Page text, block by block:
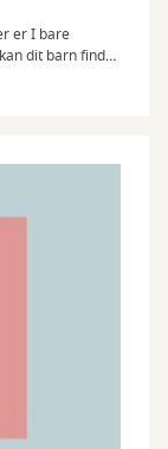
er I bare
dit barn finde
er